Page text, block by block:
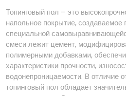
Топинговый пол – это
напольное покрытие, создаваемое
специальной
смеси лежит цемент,
полимерными добавками,
характеристики прочности,
водонепроницаемости. В отличие
топинговый пол обладает